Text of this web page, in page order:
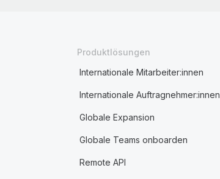
Produktlösungen
Internationale Mitarbeiter:innen
Internationale Auftragnehmer:innen
Globale Expansion
Globale Teams onboarden
Remote API